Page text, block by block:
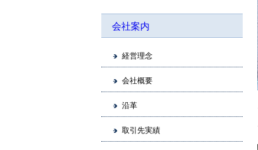
会社案内
経営理念
会社概要
沿革
取引先実績